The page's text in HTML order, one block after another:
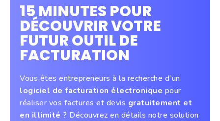
15 MINUTES POUR
DÉCOUVRIR VOTRE
FUTUR OUTIL DE
FACTURATION
Vous êtes entrepreneurs à la recherche d'un
logiciel de facturation électronique pour
réaliser vos factures et devis gratuitement et
en illimité ? Découvrez en détails notre solution